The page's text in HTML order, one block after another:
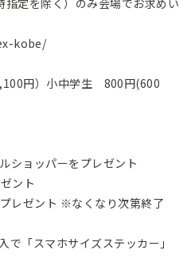
定を除く）のみ会場でお求めい
kobe/
円）小中学生 800円(600
ショッパーをプレゼント
ント
ゼント ※なくなり次第終了
スマホサイズステッカー」